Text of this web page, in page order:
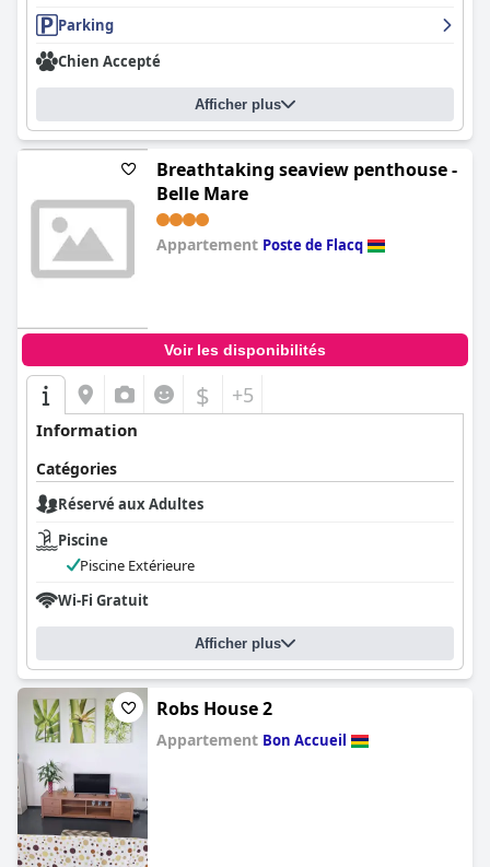
Parking
Chien Accepté
Afficher plus
Breathtaking seaview penthouse -
Belle Mare
Appartement Poste de Flacq
Voir les disponibilités
$ +5
Information
Catégories
Réservé aux Adultes
Piscine
Piscine Extérieure
Wi-Fi Gratuit
Afficher plus
Robs House 2
Appartement Bon Accueil